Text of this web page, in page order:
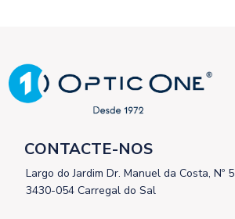
CONTACTE-NOS
Largo do Jardim Dr. Manuel da Costa, Nº 5
3430-054 Carregal do Sal